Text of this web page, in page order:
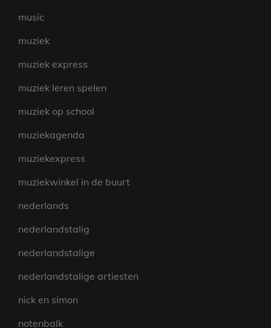
music
muziek
muziek express
muziek leren spelen
muziek op school
muziekagenda
muziekexpress
muziekwinkel in de buurt
nederlands
nederlandstalig
nederlandstalige
nederlandstalige artiesten
nick en simon
notenbalk